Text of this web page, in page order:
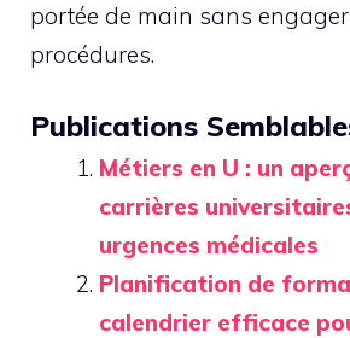
portée de main sans
procédures.
Publications
Métiers en U : un
carrières
urgences médicales
Planification de
calendrier efficace